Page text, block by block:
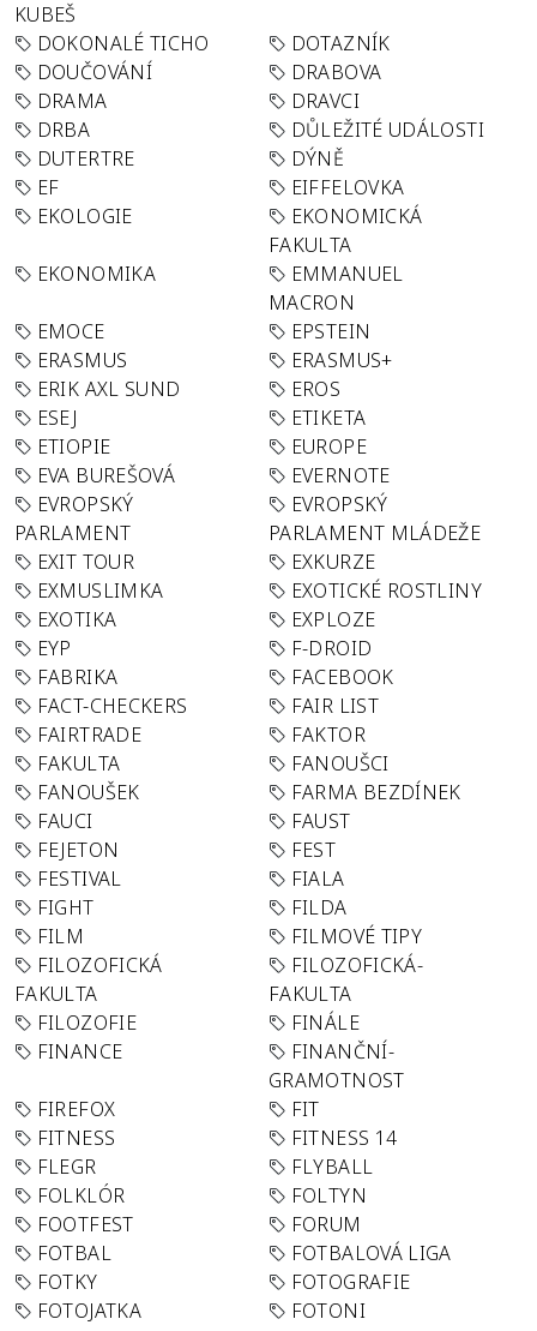
KUBEŠ
DOKONALÉ TICHO
DOTAZNÍK
DOUČOVÁNÍ
DRABOVA
DRAMA
DRAVCI
DRBA
DŮLEŽITÉ UDÁLOSTI
DUTERTRE
DÝNĚ
EF
EIFFELOVKA
EKOLOGIE
EKONOMICKÁ
FAKULTA
EKONOMIKA
EMMANUEL
MACRON
EMOCE
EPSTEIN
ERASMUS
ERASMUS+
ERIK AXL SUND
EROS
ESEJ
ETIKETA
ETIOPIE
EUROPE
EVA BUREŠOVÁ
EVERNOTE
EVROPSKÝ
PARLAMENT
EVROPSKÝ
PARLAMENT MLÁDEŽE
EXIT TOUR
EXKURZE
EXMUSLIMKA
EXOTICKÉ ROSTLINY
EXOTIKA
EXPLOZE
EYP
F-DROID
FABRIKA
FACEBOOK
FACT-CHECKERS
FAIR LIST
FAIRTRADE
FAKTOR
FAKULTA
FANOUŠCI
FANOUŠEK
FARMA BEZDÍNEK
FAUCI
FAUST
FEJETON
FEST
FESTIVAL
FIALA
FIGHT
FILDA
FILM
FILMOVÉ TIPY
FILOZOFICKÁ
FAKULTA
FILOZOFICKÁ-
FAKULTA
FILOZOFIE
FINÁLE
FINANCE
FINANČNÍ-
GRAMOTNOST
FIREFOX
FIT
FITNESS
FITNESS 14
FLEGR
FLYBALL
FOLKLÓR
FOLTYN
FOOTFEST
FORUM
FOTBAL
FOTBALOVÁ LIGA
FOTKY
FOTOGRAFIE
FOTOJATKA
FOTONI